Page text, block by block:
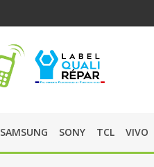
SAMSUNG SONY TCL VIVO